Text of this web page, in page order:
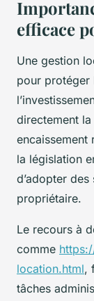
efficace
Une gestion
pour protéger
directement
encaissement
la législation
d’adopter
propriétaire.
Le recours à
comme
location.html,
tâches